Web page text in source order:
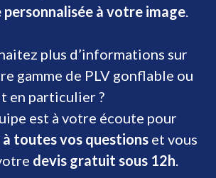
à votre image.
plus d’informations sur
gamme de PLV gonflable ou
en particulier ?
est à votre écoute pour
toutes vos questions et vous
devis gratuit sous 12h.